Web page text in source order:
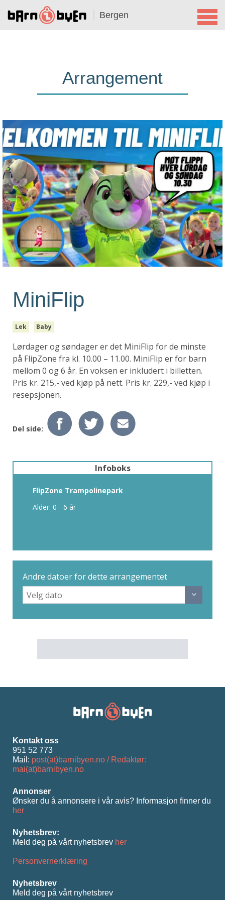
Bergen
Arrangement
MiniFlip
Lek Baby
Lørdager og søndager er det MiniFlip for de minste
på FlipZone fra kl. 10.00 – 11.00. MiniFlip er for barn
mellom 0 og 6 år. En voksen er inkludert i billetten.
Pris kr. 215,- ved kjøp på nett. Pris kr. 229,- ved kjøp i
resepsjonen.
Del side:
Infoboks
FlipZone Trampolinepark
Alder: 0 - 6 år
Andre datoer for dette arrangementet
Kontakt oss
951 52 773
Mail: post(at)barnibyen.no / Redaktør:
mai(at)barnibyen.no
Annonser
Ønsker du å annonsere i vår avis? Informasjon ﬁnner du
her
Nyhetsbrev:
Meld deg på vårt nyhetsbrev her
Personvernerklæring
Nyhetsbrev
Meld deg på vårt nyhetsbrev